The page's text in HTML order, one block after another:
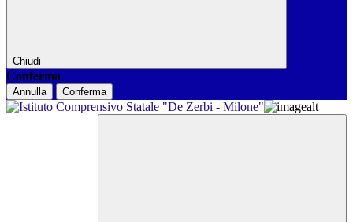
Chiudi
Conferma
Annulla Conferma